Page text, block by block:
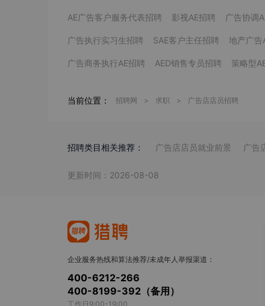
AE广告客户服务代表招聘 影视AE招聘 广告协调
广告执行实习生招聘 SAE客户主任招聘 地产广告
广告商务执行AE招聘 AED销售专员招聘 策略型
当前位置： 招聘网 > 求职 > 广告店店员招聘
招聘类目相关推荐： 广告店店员就业前景 广告
更新时间：2026-08-08